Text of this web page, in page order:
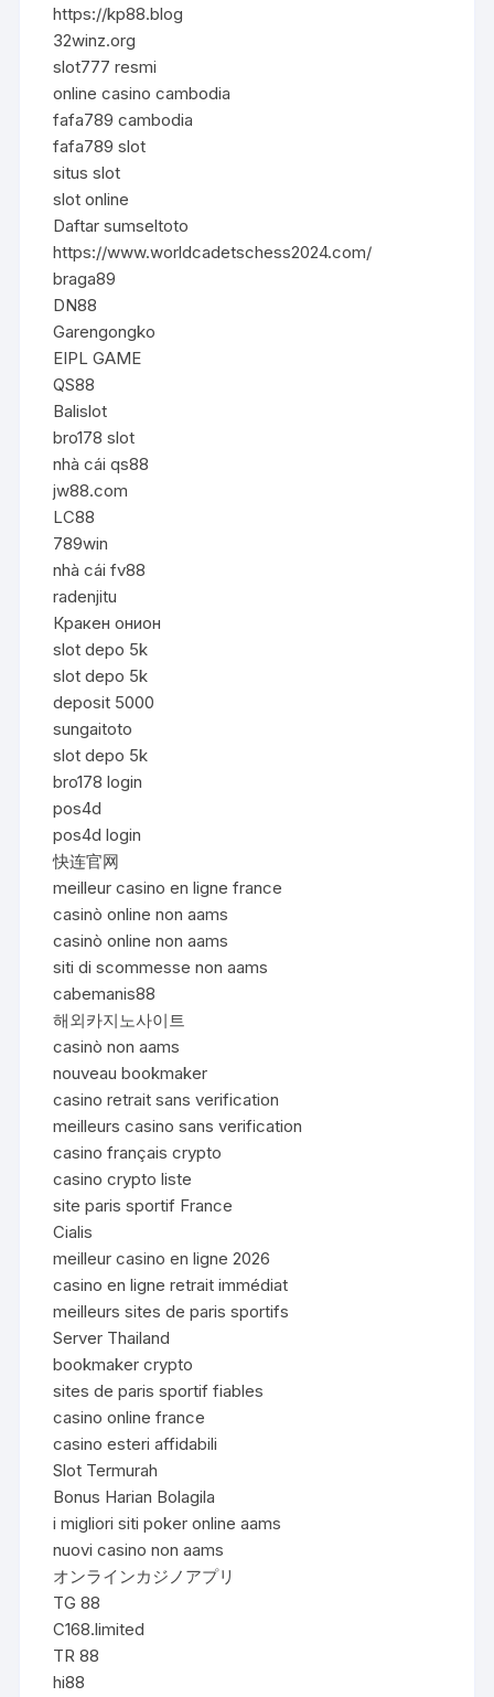
https://kp88.blog
32winz.org
slot777 resmi
online casino cambodia
fafa789 cambodia
fafa789 slot
situs slot
slot online
Daftar sumseltoto
https://www.worldcadetschess2024.com/
braga89
DN88
Garengongko
EIPL GAME
QS88
Balislot
bro178 slot
nhà cái qs88
jw88.com
LC88
789win
nhà cái fv88
radenjitu
Кракен онион
slot depo 5k
slot depo 5k
deposit 5000
sungaitoto
slot depo 5k
bro178 login
pos4d
pos4d login
快连官网
meilleur casino en ligne france
casinò online non aams
casinò online non aams
siti di scommesse non aams
cabemanis88
해외카지노사이트
casinò non aams
nouveau bookmaker
casino retrait sans verification
meilleurs casino sans verification
casino français crypto
casino crypto liste
site paris sportif France
Cialis
meilleur casino en ligne 2026
casino en ligne retrait immédiat
meilleurs sites de paris sportifs
Server Thailand
bookmaker crypto
sites de paris sportif fiables
casino online france
casino esteri affidabili
Slot Termurah
Bonus Harian Bolagila
i migliori siti poker online aams
nuovi casino non aams
オンラインカジノアプリ
TG 88
C168.limited
TR 88
hi88